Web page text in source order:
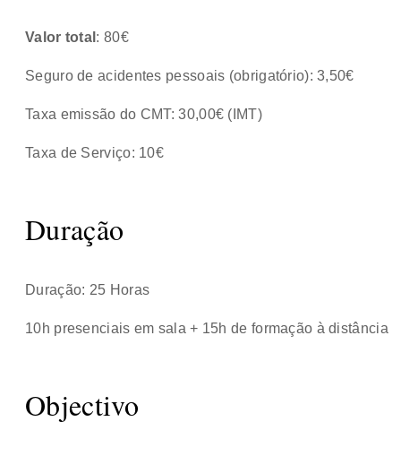
Valor total : 80€
Seguro de acidentes pessoais (obrigatório): 3,50€
Taxa emissão do CMT: 30,00€ (IMT)
Taxa de Serviço: 10€
Duração
Duração: 25 Horas
10h presenciais em sala + 15h de formação à distância
Objectivo